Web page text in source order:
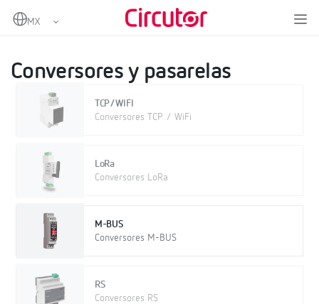
Home
IoT Industrial y Automatización
Conversores y pasarelas
TCP/WIFI
Conversores TCP / WiFi
LoRa
Conversores LoRa
M-BUS
Conversores M-BUS
RS
Conversores RS